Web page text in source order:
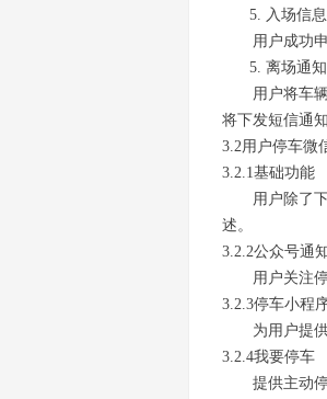
入场信
用户成功
离场通知
用户将车
将下发短信通知
3.2用户停车微
3.2.1基础功能
用户除了
述。
3.2.2公众号通
用户关注
3.2.3停车小程
为用户提
3.2.4我要停车
提供主动